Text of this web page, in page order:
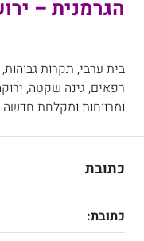
הגרמנית –
בית ערבי, תקרות
רפאים, גינה שקטה,
ומרווחות ומקלחת חדשה
כתובת
כתובת: